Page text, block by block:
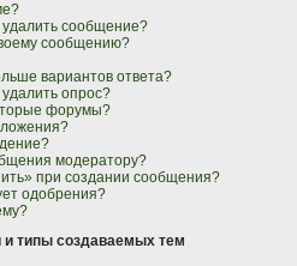
удалить сообщение?
сообщению?
вариантов ответа?
опрос?
форумы?
модератору?
при создании сообщения?
одобрения?
типы создаваемых тем